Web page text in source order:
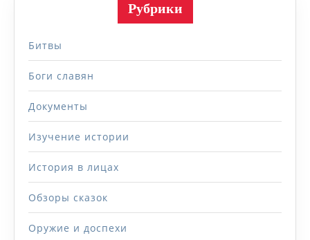
Рубрики
Битвы
Боги славян
Документы
Изучение истории
История в лицах
Обзоры сказок
Оружие и доспехи